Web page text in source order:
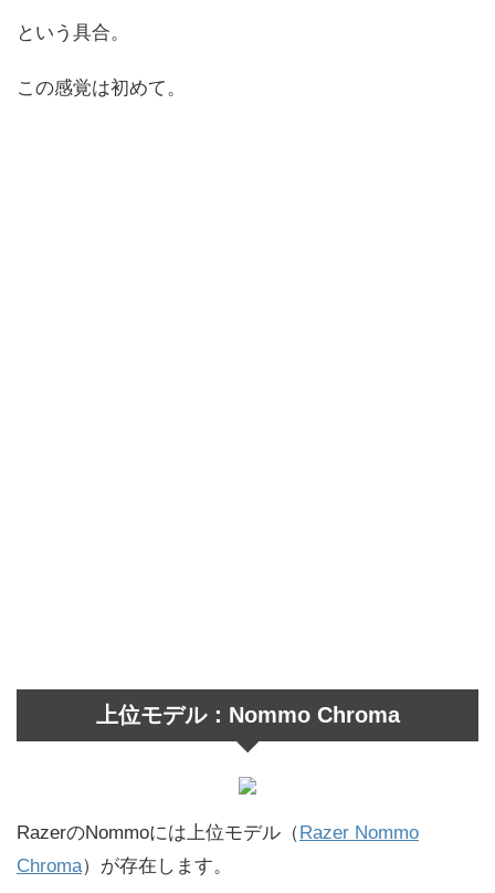
という具合。
この感覚は初めて。
上位モデル：Nommo Chroma
RazerのNommoには上位モデル（Razer Nommo
Chroma）が存在します。